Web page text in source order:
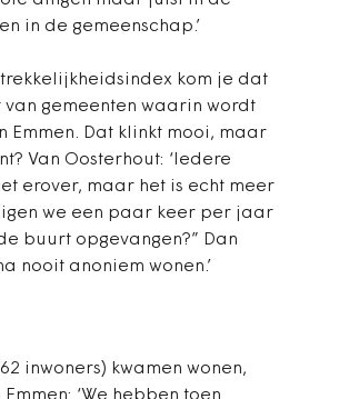
in de gemeenschap.’
kom je dat
gemeenten waarin wordt
Emmen. Dat klinkt mooi, maar
Van Oosterhout: ‘Iedere
erover, maar het is echt meer
we een paar keer per jaar
buurt opgevangen?” Dan
nooit anoniem wonen.’
inwoners) kwamen wonen,